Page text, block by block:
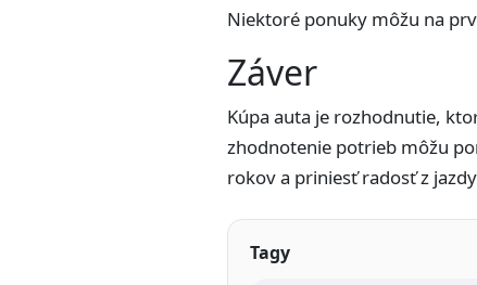
Niektoré ponuky môžu na
Záver
Kúpa auta je rozhodnutie,
zhodnotenie potrieb môžu
rokov a priniesť radosť z
Tagy